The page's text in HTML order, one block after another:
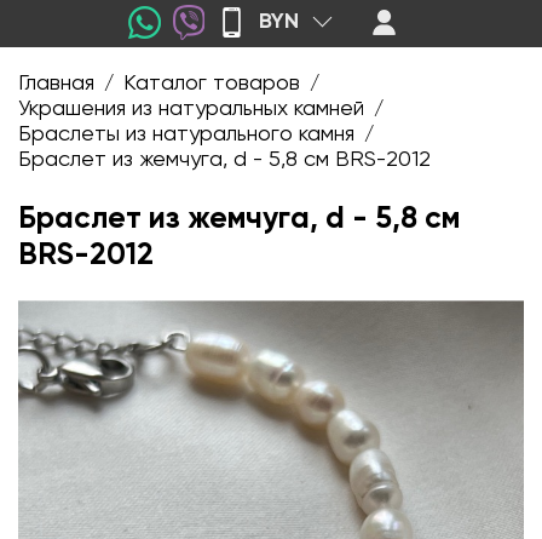
BYN
Главная / Каталог товаров /
Украшения из натуральных камней /
Браслеты из натурального камня /
Браслет из жемчуга, d - 5,8 см BRS-2012
Браслет из жемчуга, d - 5,8 см
BRS-2012